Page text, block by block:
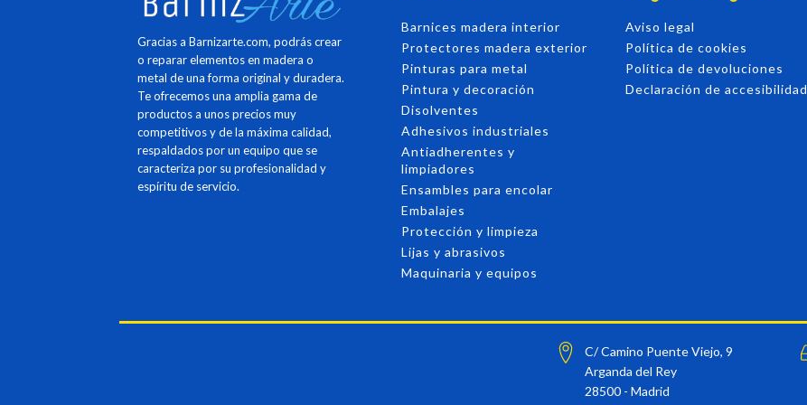
Gracias a Barnizarte.com, podrás crear
o reparar elementos en madera o
metal de una forma original y duradera.
Te ofrecemos una amplia gama de
productos a unos precios muy
competitivos y de la máxima calidad,
respaldados por un equipo que se
caracteriza por su profesionalidad y
espíritu de servicio.
Barnices madera interior
Protectores madera exterior
Pinturas para metal
Pintura y decoración
Disolventes
Adhesivos industriales
Antiadherentes y
limpiadores
Ensambles para encolar
Embalajes
Protección y limpieza
Lijas y abrasivos
Maquinaria y equipos
Aviso legal
Política de cookies
Política de devoluciones
Declaración de accesibilidad
C/ Camino Puente Viejo, 9
Arganda del Rey
28500 - Madrid